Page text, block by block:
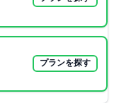
プランを探す